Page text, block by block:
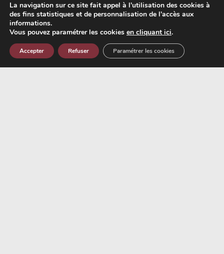
La navigation sur ce site fait appel à l'utilisation des cookies à
des fins statistiques et de personnalisation de l'accès aux
informations.
Vous pouvez paramétrer les cookies en cliquant ici.
Accepter Refuser Paramétrer les cookies